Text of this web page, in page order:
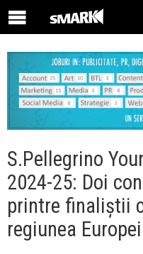
S.Pellegrino
2024-25: Doi
printre finaliștii
regiunea